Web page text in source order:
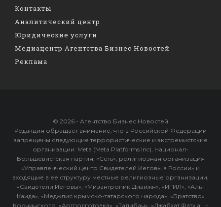
Контакты
Аналитический центр
Юридические услуги
Медиацентр Агентства Бизнес Новостей
Реклама
© 2026 - Агентство Бизнес Новостей
Редакция обращает внимание, что в Российской Федерации
запрещены следующие террористические и экстремистские
организации: Meta (Meta Platforms Inc), Национал-
Большевистская партия, «Сеть», религиозная организация
«Управленческий центр Свидетелей Иеговы в России» и
входящие в ее структуру местные религиозные организации,
«Свидетели Иеговы», «Мизантропик Дивижн», «ИГИЛ», «Аль-
Каида», «Меджлис крымско-татарского народа», «Братство»
Корчинского, «Артподготовка», «Талибан», «Джабхат Фатх аш-